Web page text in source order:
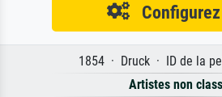
1854 · Druck · ID de la
Artistes non